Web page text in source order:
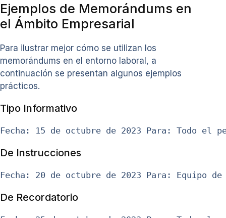
Ejemplos de Memorándums en
el Ámbito Empresarial
Para ilustrar mejor cómo se utilizan los
memorándums en el entorno laboral, a
continuación se presentan algunos ejemplos
prácticos.
Tipo Informativo
Fecha: 15 de octubre de 2023 Para: Todo el
De Instrucciones
Fecha: 20 de octubre de 2023 Para: Equipo
De Recordatorio